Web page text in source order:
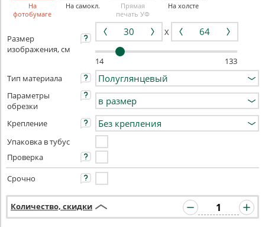
На
фотобумаге
На самокл.
Прямая
печать УФ
На холсте
Размер
изображения, см
X
14
133
Тип материала
Параметры
обрезки
Крепление
Упаковка в тубус
Проверка
Срочно
Количество, скидки